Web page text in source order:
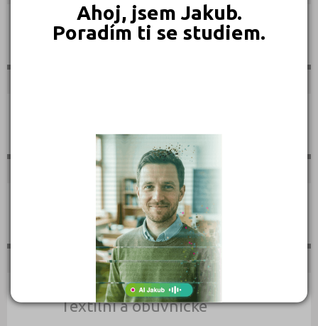
Ahoj, jsem Jakub.
Poradím ti se studiem.
Sportovní
Teologické
Textilní a obuvnické